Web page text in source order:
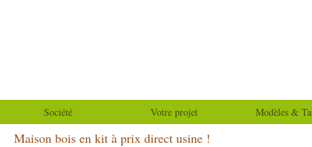
Société Votre projet Modèles &
Maison bois en kit à prix direct usine !